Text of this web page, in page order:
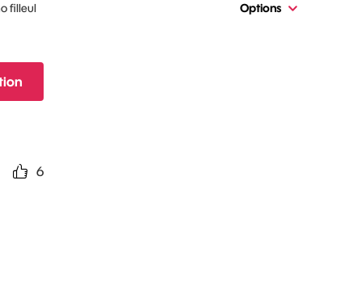
filleul Options
6